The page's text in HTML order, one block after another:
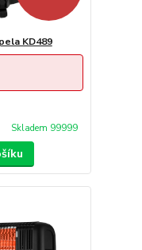
KD489
Skladem 99999